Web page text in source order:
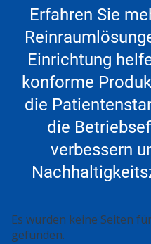
Erfahren Sie
Einrichtung
konforme
die
die
verbessern
Es wurden keine Seiten
gefunden.